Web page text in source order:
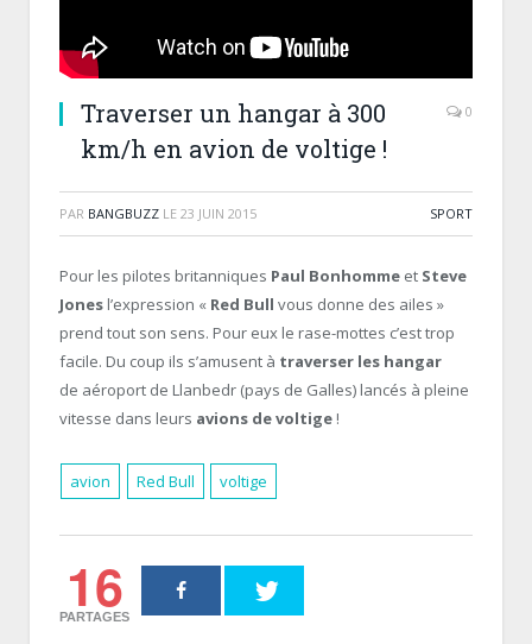
Traverser un hangar à 300
km/h en avion de voltige !
0
PAR BANGBUZZ LE 23 JUIN 2015 SPORT
Pour les pilotes britanniques Paul Bonhomme et Steve
Jones l’expression « Red Bull vous donne des ailes »
prend tout son sens. Pour eux le rase-mottes c’est trop
facile. Du coup ils s’amusent à traverser les hangar
de aéroport de Llanbedr (pays de Galles) lancés à pleine
vitesse dans leurs avions de voltige !
avion Red Bull voltige
16
PARTAGES